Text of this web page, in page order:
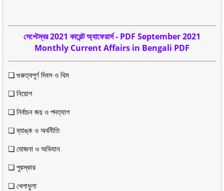
সেপ্টেম্বর 2021 কারেন্ট অ্যাফেয়ার্স - PDF September 2021
Monthly Current Affairs in Bengali PDF
❏ গুরুত্বপূর্ণ দিবস ও থিম
❏ নিয়োগ
❏ নির্বাচন জয় ও পদত্যাগ
❏ ব্যাঙ্ক ও অর্থনীতি
❏ যোজনা ও অভিযান
❏ পুরস্কার
❏ খেলাধুলা